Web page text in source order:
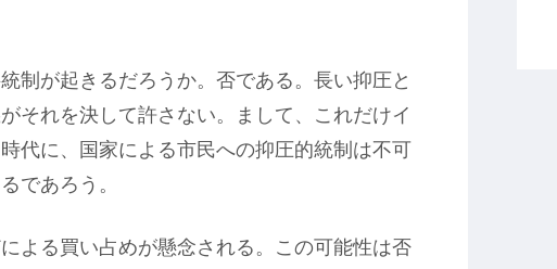
制が起きるだろうか。否である。長い抑圧と
それを決して許さない。まして、これだけイ
代に、国家による市民への抑圧的統制は不可
であろう。
よる買い占めが懸念される。この可能性は否